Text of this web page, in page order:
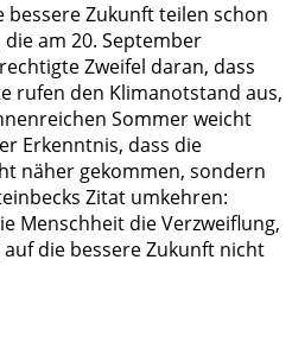
Zukunft teilen schon
am 20. September
Zweifel daran, dass
rufen den Klimanotstand aus,
Sommer weicht
Erkenntnis, dass die
näher gekommen, sondern
Zitat umkehren:
Menschheit die Verzweiflung,
die bessere Zukunft nicht